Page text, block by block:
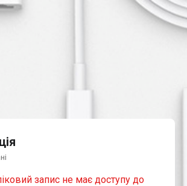
запис не має доступу до